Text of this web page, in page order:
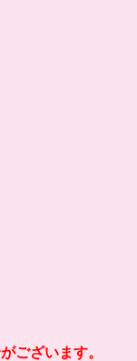
ございます。